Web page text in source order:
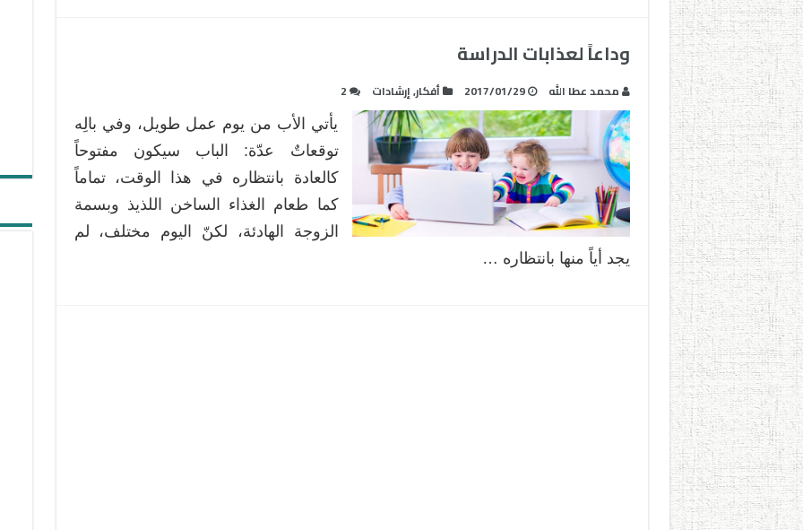
وداعاً لعذابات الدراسة
محمد عطا الله 2017/01/29 أفكار,إرشادات 2
يأتي الأب من يوم عمل طويل، وفي بالِه
توقعاتٌ عدّة: الباب سيكون مفتوحاً
كالعادة بانتظاره في هذا الوقت، تماماً
كما طعام الغذاء الساخن اللذيذ وبسمة
الزوجة الهادئة، لكنّ اليوم مختلف، لم
يجد أياً منها بانتظاره …